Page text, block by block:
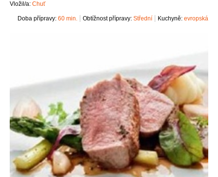
Vložil/a: Chuť
Kuchyně: evropská
Obtížnost přípravy: Střední
Doba přípravy: 60 min.